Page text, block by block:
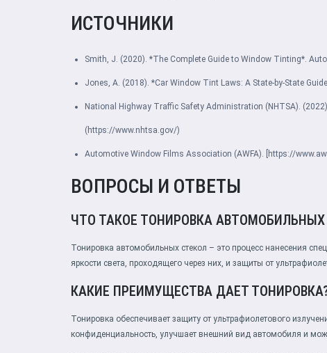
ИСТОЧНИКИ
Smith, J. (2020). *The Complete Guide to Window Tinting*.
Jones, A. (2018). *Car Window Tint Laws: A State-by-State
National Highway Traffic Safety Administration (NHTSA).
(https://www.nhtsa.gov/)
Automotive Window Films Association (AWFA). [https://
ВОПРОСЫ И ОТВЕТЫ
ЧТО ТАКОЕ ТОНИРОВКА АВТОМОБИЛЬНЫХ
Тонировка автомобильных стекол – это процесс нанесения
яркости света, проходящего через них, и защиты от
КАКИЕ ПРЕИМУЩЕСТВА ДАЕТ
Тонировка обеспечивает защиту от ультрафиолетового
конфиденциальность, улучшает внешний вид автомобиля и